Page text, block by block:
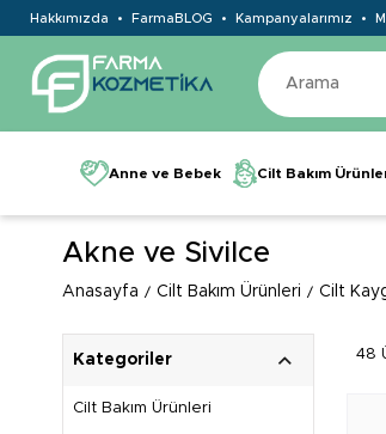
Hakkımızda FarmaBLOG Kampanyalarımız
Anne ve Bebek Cilt Bakım
Akne ve Sivilce
Anasayfa Cilt Bakım Ürünleri Cilt
Kategoriler
Cilt Bakım Ürünleri
48